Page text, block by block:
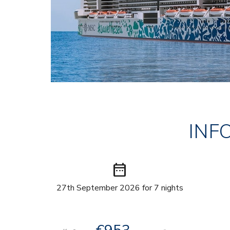
date_range
27th September 2026 for 7 nights